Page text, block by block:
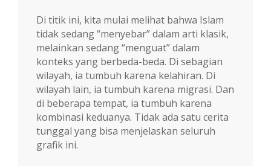
Di titik ini, kita mulai melihat bahwa Islam
tidak sedang “menyebar” dalam arti klasik,
melainkan sedang “menguat” dalam
konteks yang berbeda-beda. Di sebagian
wilayah, ia tumbuh karena kelahiran. Di
wilayah lain, ia tumbuh karena migrasi. Dan
di beberapa tempat, ia tumbuh karena
kombinasi keduanya. Tidak ada satu cerita
tunggal yang bisa menjelaskan seluruh
grafik ini.